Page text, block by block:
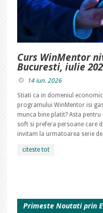
Curs WinMentor
Bucuresti, iulie
14 iun. 2026
Stiati ca in domeniul
programului WinMentor isi
munca bine platit? Asta
soft si prefera persoane care
invitam la urmatoarea serie
citeste tot
Primeste Noutati prin